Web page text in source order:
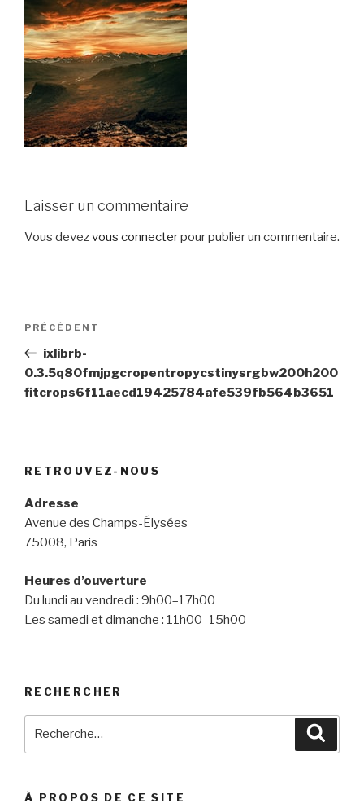
Laisser un commentaire
Vous devezvous connecterpour publier un commentaire.
Navigation
l’article
Article
précédent
PRÉCÉDENT
ixlibrb-
0.3.5q80fmjpgcropentropycstinysrgbw200h200
fitcrops6f11aecd19425784afe539fb564b3651
RETROUVEZ-NOUS
Adresse
Avenue des Champs-Élysées
75008, Paris
Heures d’ouverture
Du lundi au vendredi : 9h00–17h00
Les samedi et dimanche : 11h00–15h00
RECHERCHER
À PROPOS DE CE SITE